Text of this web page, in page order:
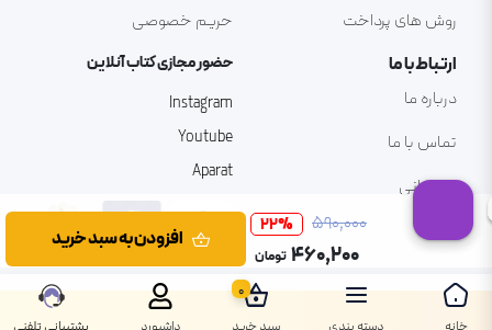
۵۹۰٬۰۰۰ 22%
۴۶۰٬۲۰۰ تومان
افزودن به سبد خرید
روش های پرداخت
حریم خصوصی
ارتباط با ما
درباره ما
تماس با ما
پشتیبانی
حضور مجازی کتاب آنلاین
Instagram
Youtube
Aparat
0